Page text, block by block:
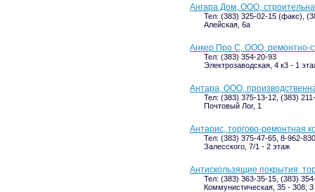
Ангара Дом, ООО,
Тел: (383) 325-02-15 (факс),
Алейская, 6а
Анкер Про С, ООО, ремонтно-
Тел: (383) 354-20-93
Электрозаводская, 4 к3 - 1
Антара, ООО,
Тел: (383) 375-13-12, (383)
Почтовый Лог, 1
Антарис, торгово-ремонтная
Тел: (383) 375-47-65, 8-962-
Залесского, 7/1 - 2 этаж
Антискользящие покрытия,
Тел: (383) 363-35-15, (383)
Коммунистическая, 35 - 308;